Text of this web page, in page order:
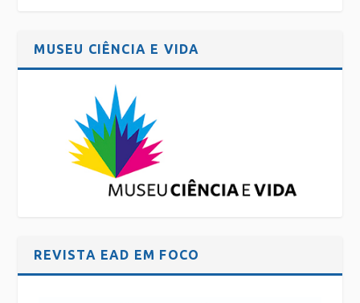
MUSEU CIÊNCIA E VIDA
REVISTA EAD EM FOCO